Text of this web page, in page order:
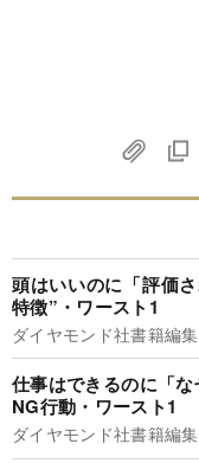
頭はいいのに「評価
特徴”・ワースト1
ダイヤモンド社書籍編
仕事はできるのに「
NG行動・ワースト1
ダイヤモンド社書籍編